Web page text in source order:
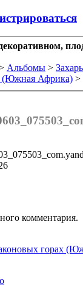
Альбомы >
(Южная Африка) >
комментария.
горах